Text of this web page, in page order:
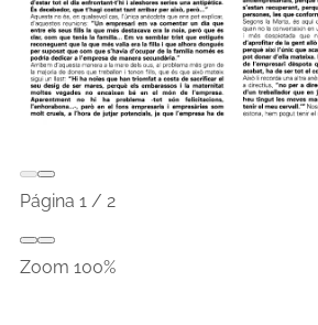
Página 1 / 2
Zoom 100%